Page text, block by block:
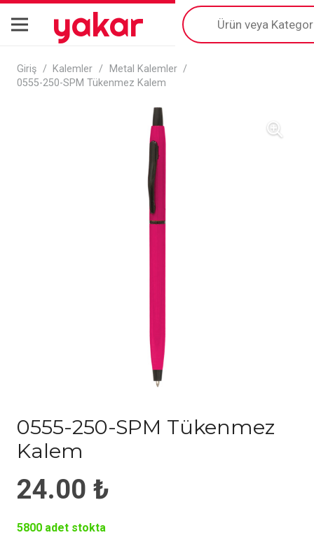
yakar
Products
search
Giriş / Kalemler / Metal Kalemler /
0555-250-SPM Tükenmez Kalem
0555-250-SPM Tükenmez
Kalem
24.00 ₺
5800 adet stokta